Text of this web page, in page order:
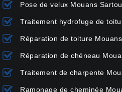
Pose de velux Mouans
Traitement hydrofuge de
Réparation de toiture
Réparation de chéneau
Traitement de charpente
Ramonage de cheminée